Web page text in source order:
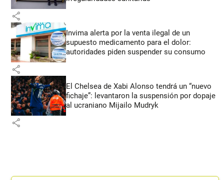
share
Invima alerta por la venta ilegal de un
supuesto medicamento para el dolor:
autoridades piden suspender su consumo
share
El Chelsea de Xabi Alonso tendrá un “nuevo
fichaje”: levantaron la suspensión por dopaje
al ucraniano Mijailo Mudryk
share